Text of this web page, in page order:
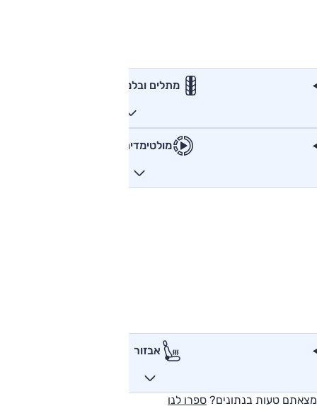
מתלים ובלמים
מולטימדיה
אבזור
מצאתם טעות בנתונים? ספרו לנו